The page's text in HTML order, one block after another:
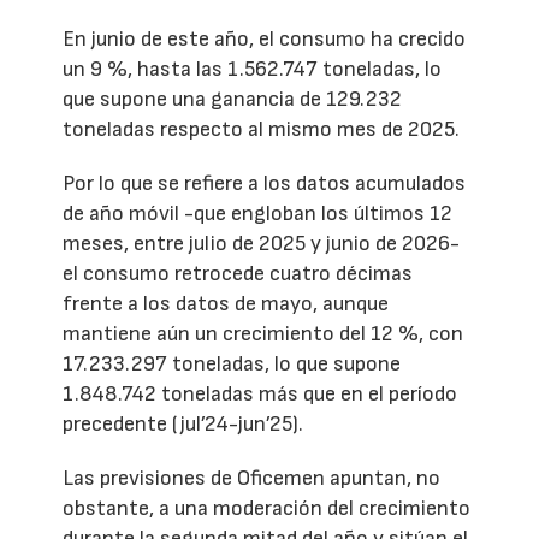
En junio de este año, el consumo ha crecido
un 9 %, hasta las 1.562.747 toneladas, lo
que supone una ganancia de 129.232
toneladas respecto al mismo mes de 2025.
Por lo que se refiere a los datos acumulados
de año móvil -que engloban los últimos 12
meses, entre julio de 2025 y junio de 2026-
el consumo retrocede cuatro décimas
frente a los datos de mayo, aunque
mantiene aún un crecimiento del 12 %, con
17.233.297 toneladas, lo que supone
1.848.742 toneladas más que en el período
precedente (jul’24-jun’25).
Las previsiones de Oficemen apuntan, no
obstante, a una moderación del crecimiento